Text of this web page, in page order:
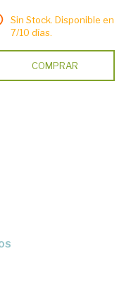
Sin Stock. Disponible en
7/10 días.
COMPRAR